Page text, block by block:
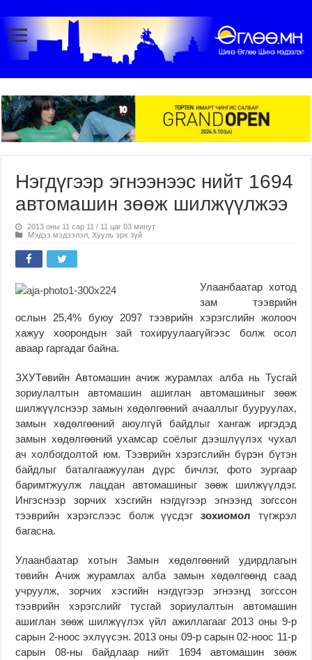
Нэгдүгээр эгнээнээс нийт 1694
автомашин зөөж шилжүүлжээ
2013 оны 11 сар 11 / 11 цаг 03 минут
Мэдээ мэдээлэл ,Хууль эрх зүй
Улаанбаатар хотод
зам тээврийн
ослын 25,4% буюу 2097 тээврийн хэрэгслийн жолооч
хажуу хоорондын зай тохируулаагүйгээс болж осол
аваар гаргадаг байна.
ЗХУТөвийн Автомашин ачиж журамлах алба нь Тусгай
зориулалтын автомашин ашиглан автомашиныг зөөж
шилжүүлснээр замын хөдөлгөөний ачааллыг бууруулах,
замын хөдөлгөөний аюулгүй байдлыг хангаж иргэдэд
замын хөдөлгөөний ухамсар соёлыг дээшлүүлэх чухал
ач холбогдолтой юм. Тээврийн хэрэгслийн бүрэн бүтэн
байдлыг баталгаажуулан дүрс бичлэг, фото зургаар
баримтжуулж лацдан автомашиныг зөөж шилжүүлдэг.
Ингэснээр зорчих хэсгийн нэгдүгээр эгнээнд зогссон
тээврийн хэрэгслээс болж үүсдэгзохиомол түгжрэл
багасна.
Улаанбаатар хотын Замын хөдөлгөөний удирдлагын
төвийн Ачиж журамлах алба замын хөдөлгөөнд саад
учруулж, зорчих хэсгийн нэгдүгээр эгнээнд зогссон
тээврийн хэрэгслийг тусгай зориулалтын автомашин
ашиглан зөөж шилжүүлэх үйл ажиллагааг 2013 оны 9-р
сарын 2-ноос эхлүүсэн. 2013 оны 09-р сарын 02-ноос 11-р
сарын 08-ны байдлаар нийт 1694 автомашин зөөж